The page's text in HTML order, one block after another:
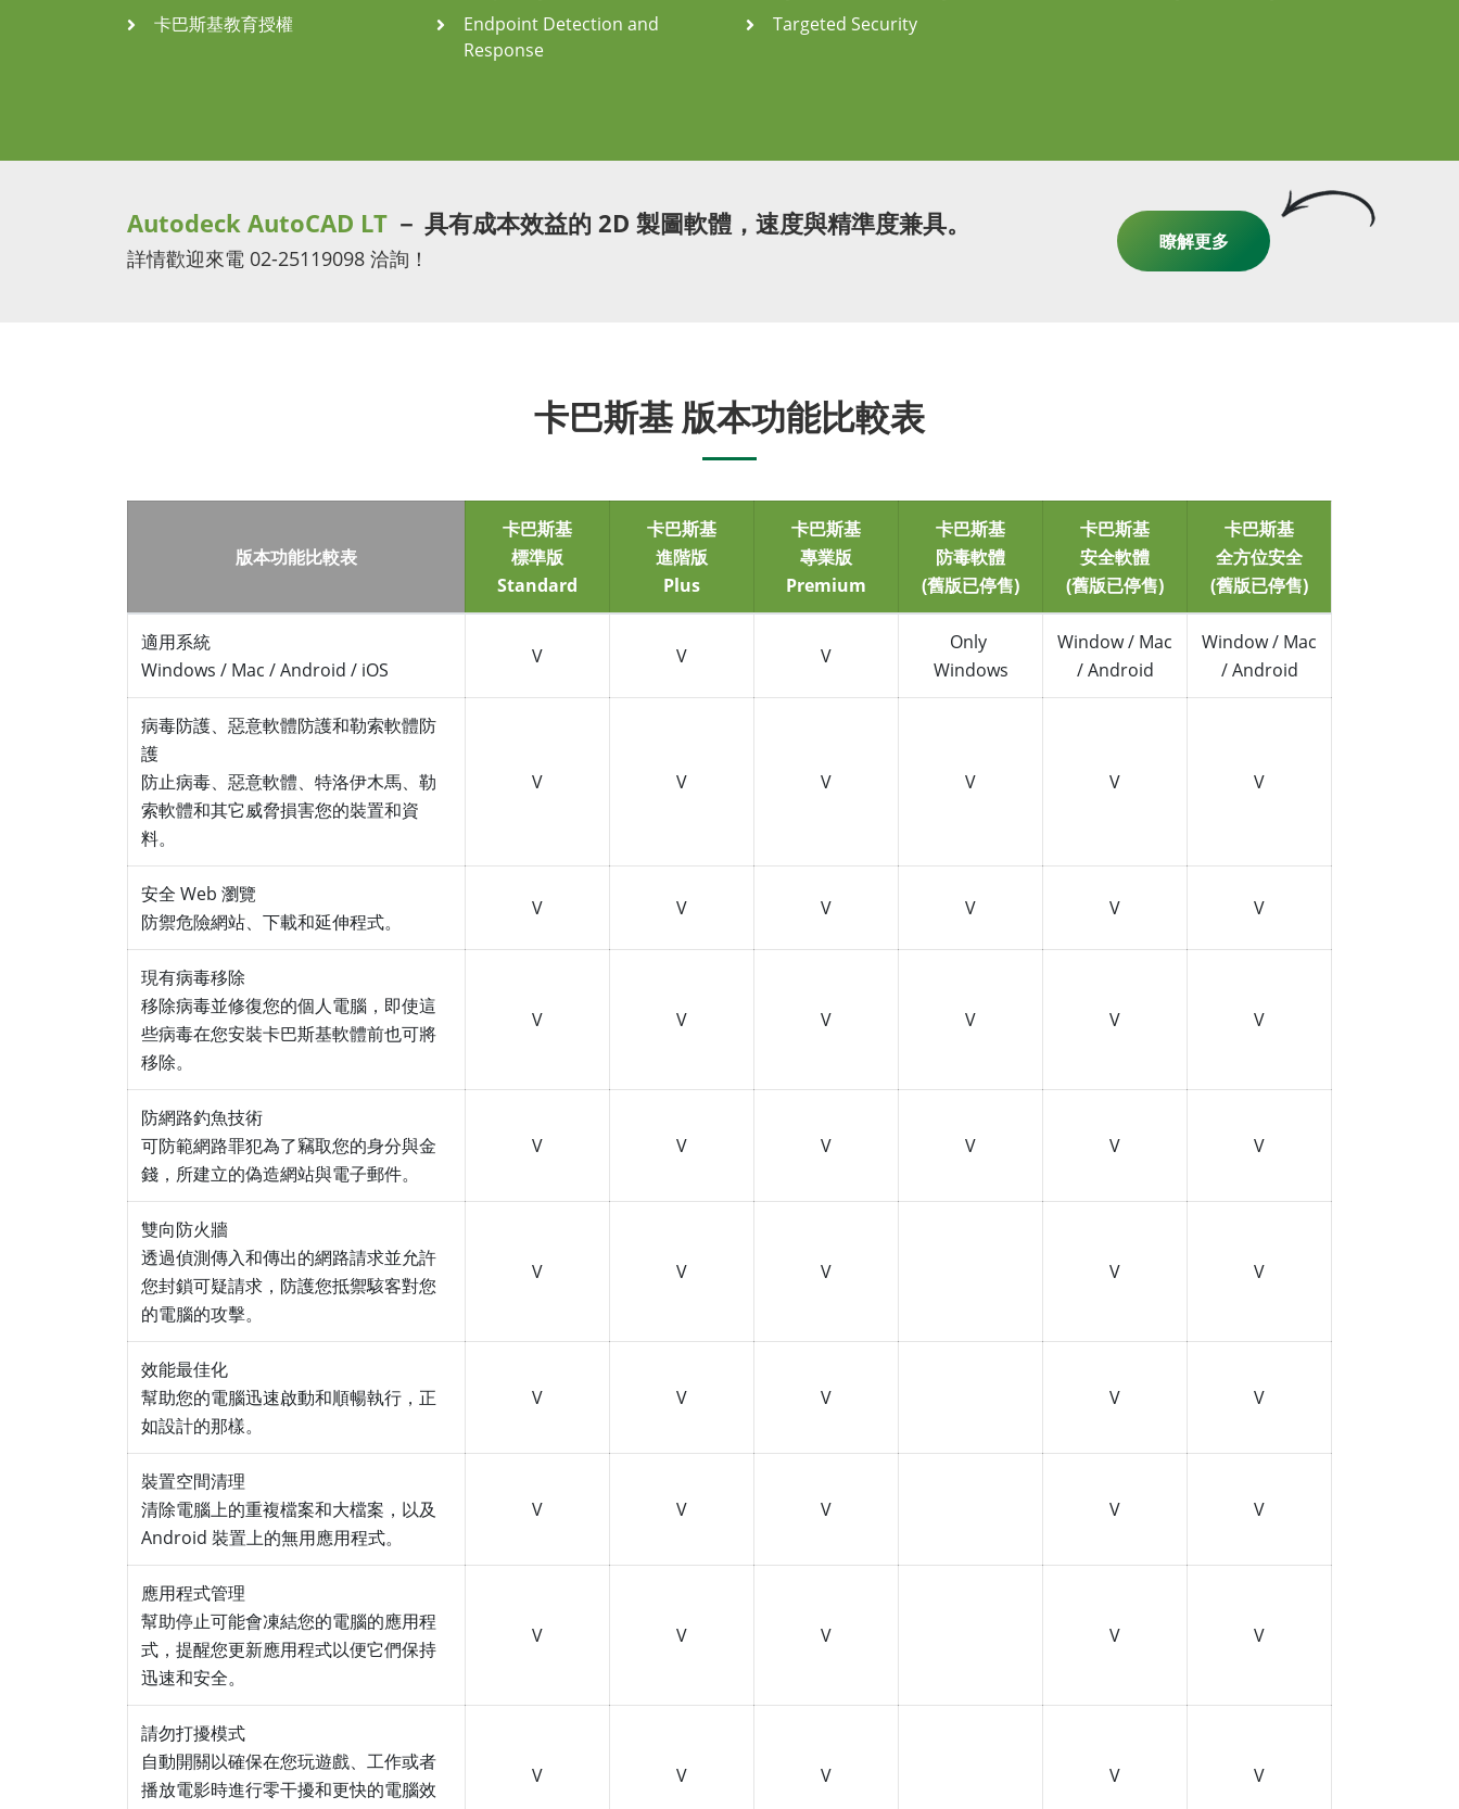
卡巴斯基教育授權
Endpoint Detection and
Response
Targeted Security
Autodeck AutoCAD LT － 具有成本效益的 2D 製圖軟體，速度與精準度兼具。
詳情歡迎來電 02-25119098 洽詢！
瞭解更多
卡巴斯基 版本功能比較表
版本功能比較表
卡巴斯基
標準版
Standard
卡巴斯基
進階版
Plus
卡巴斯基
專業版
Premium
卡巴斯基
防毒軟體
(舊版已停售)
卡巴斯基
安全軟體
(舊版已停售)
卡巴斯基
全方位安全
(舊版已停售)
適用系統
Windows / Mac / Android / iOS
V V V
Only
Windows
Window / Mac
/ Android
Window / Mac
/ Android
病毒防護、惡意軟體防護和勒索軟體防
護
防止病毒、惡意軟體、特洛伊木馬、勒
索軟體和其它威脅損害您的裝置和資
料。
V V V V V V
安全 Web 瀏覽
防禦危險網站、下載和延伸程式。
V V V V V V
現有病毒移除
移除病毒並修復您的個人電腦，即使這
些病毒在您安裝卡巴斯基軟體前也可將
移除。
V V V V V V
防網路釣魚技術
可防範網路罪犯為了竊取您的身分與金
錢，所建立的偽造網站與電子郵件。
V V V V V V
雙向防火牆
透過偵測傳入和傳出的網路請求並允許
您封鎖可疑請求，防護您抵禦駭客對您
的電腦的攻擊。
V V V V V
效能最佳化
幫助您的電腦迅速啟動和順暢執行，正
如設計的那樣。
V V V V V
裝置空間清理
清除電腦上的重複檔案和大檔案，以及
Android 裝置上的無用應用程式。
V V V V V
應用程式管理
幫助停止可能會凍結您的電腦的應用程
式，提醒您更新應用程式以便它們保持
迅速和安全。
V V V V V
請勿打擾模式
自動開關以確保在您玩遊戲、工作或者
播放電影時進行零干擾和更快的電腦效
V V V V V